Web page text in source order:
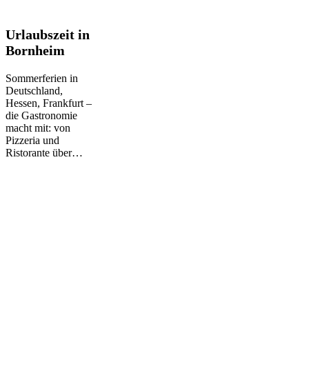
Urlaubszeit
in
Bornheim
Urlaubszeit in
Bornheim
Sommerferien in
Deutschland,
Hessen, Frankfurt –
die Gastronomie
macht mit: von
Pizzeria und
Ristorante über…